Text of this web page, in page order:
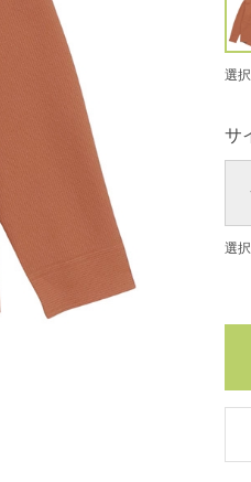
選
サ
選